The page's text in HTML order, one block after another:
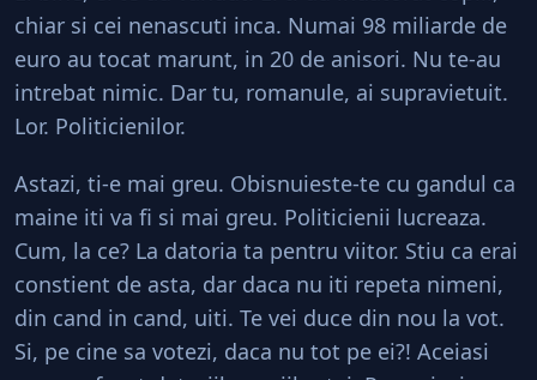
chiar si cei nenascuti inca. Numai 98 miliarde de
euro au tocat marunt, in 20 de anisori. Nu te-au
intrebat nimic. Dar tu, romanule, ai supravietuit.
Lor. Politicienilor.
Astazi, ti-e mai greu. Obisnuieste-te cu gandul ca
maine iti va fi si mai greu. Politicienii lucreaza.
Cum, la ce? La datoria ta pentru viitor. Stiu ca erai
constient de asta, dar daca nu iti repeta nimeni,
din cand in cand, uiti. Te vei duce din nou la vot.
Si, pe cine sa votezi, daca nu tot pe ei?! Aceiasi